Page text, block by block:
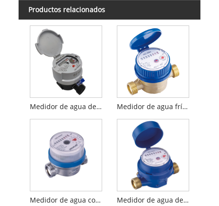
Productos relacionados
Medidor de agua de tipo seco de chorro único (con registro de vidrio de cobre) Medidor de agua fría con cuerpo de latón de un solo chorro
Medidor de agua con esfera seca de chorro único de 80 mm Medidor de agua de chorro único de latón